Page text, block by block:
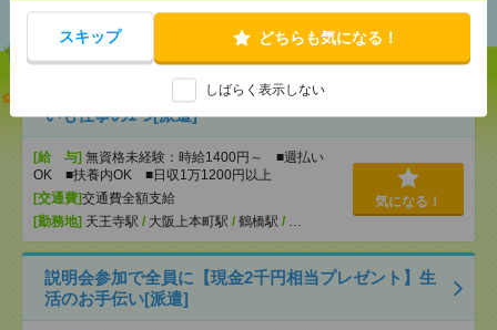
スキップ どちらも気になる！
しばらく表示しない
【オープニング募集】おばあちゃんのお散歩付き添
いも仕事の1つ[派遣]
[給 与] 無資格未経験：時給1400円～ ■週払い
OK ■扶養内OK ■日収1万1200円以上
[交通費]交通費全額支給
[勤務地] 天王寺駅 / 大阪上本町駅 / 鶴橋駅 / …
気になる！
説明会参加で全員に【現金2千円相当プレゼント】生
活のお手伝い[派遣]